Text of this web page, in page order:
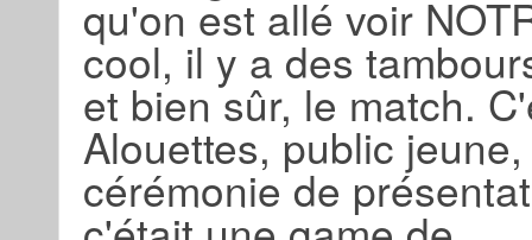
qu'on est allé voir
cool, il y a des
et bien sûr, le match.
Alouettes, public
cérémonie de